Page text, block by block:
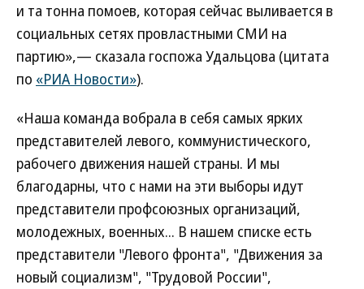
и та тонна помоев, которая сейчас выливается в
социальных сетях провластными СМИ на
партию»,— сказала госпожа Удальцова (цитата
по «РИА Новости»).
«Наша команда вобрала в себя самых ярких
представителей левого, коммунистического,
рабочего движения нашей страны. И мы
благодарны, что с нами на эти выборы идут
представители профсоюзных организаций,
молодежных, военных... В нашем списке есть
представители "Левого фронта", "Движения за
новый социализм", "Трудовой России",